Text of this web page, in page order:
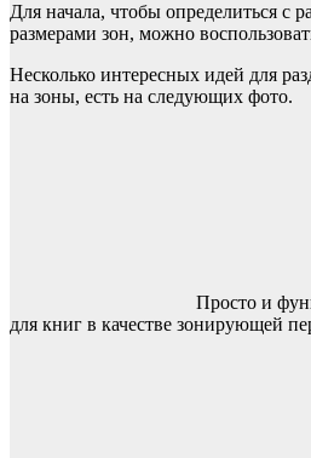
Для начала, чтобы определиться с
размерами зон, можно
Несколько интересных идей для
на зоны, есть на следующих фото.
Просто и
для книг в качестве зонирующей